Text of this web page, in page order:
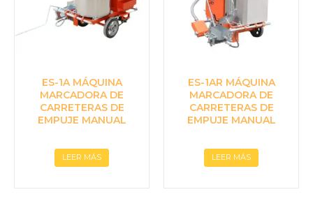
ES-1A MÁQUINA
MARCADORA DE
CARRETERAS DE
EMPUJE MANUAL
LEER MÁS
ES-1AR MÁQUINA
MARCADORA DE
CARRETERAS DE
EMPUJE MANUAL
LEER MÁS